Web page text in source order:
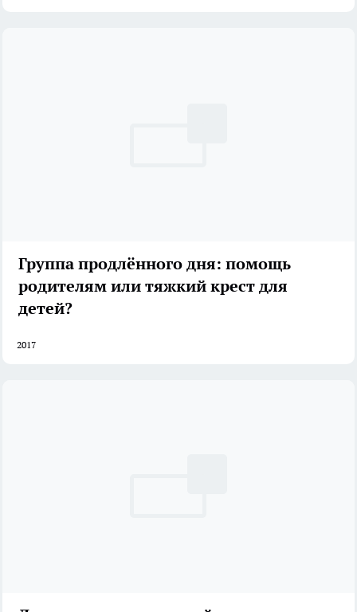
Группа продлённого дня: помощь
родителям или тяжкий крест для
детей?
2017